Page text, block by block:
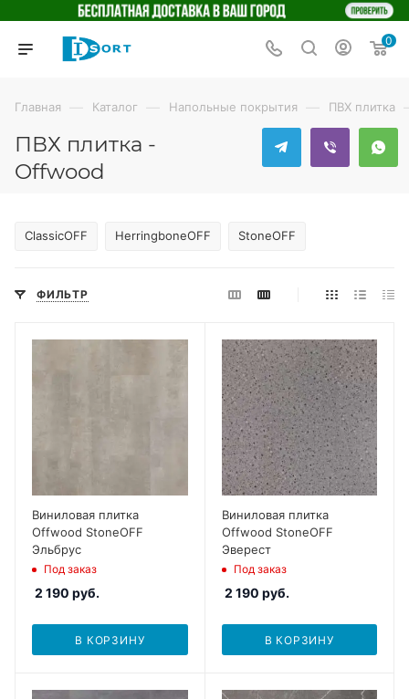
0
Главная — Каталог — Напольные покрытия — ПВХ плитка
ПВХ плитка -
Offwood
ClassicOFF HerringboneOFF StoneOFF
ФИЛЬТР
Виниловая плитка
Offwood StoneOFF
Эльбрус
Под заказ
2 190 руб.
В КОРЗИНУ
Виниловая плитка
Offwood StoneOFF
Эверест
Под заказ
2 190 руб.
В КОРЗИНУ